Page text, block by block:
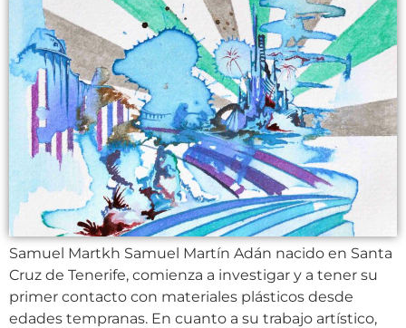
Samuel Martkh Samuel Martín Adán nacido en Santa
Cruz de Tenerife, comienza a investigar y a tener su
primer contacto con materiales plásticos desde
edades tempranas. En cuanto a su trabajo artístico,